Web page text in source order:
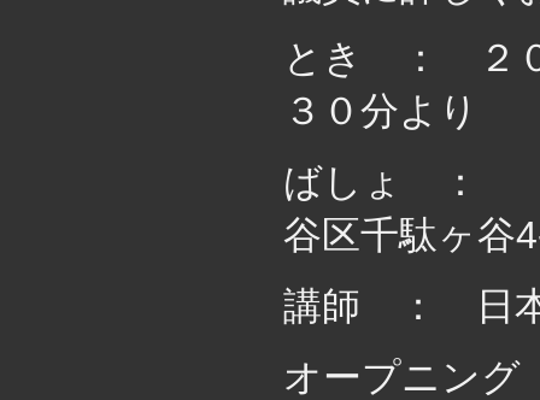
とき ： ２０
３０分より
ばしょ ： 日
谷区千駄ヶ谷
講師 ： 日本
オープニン